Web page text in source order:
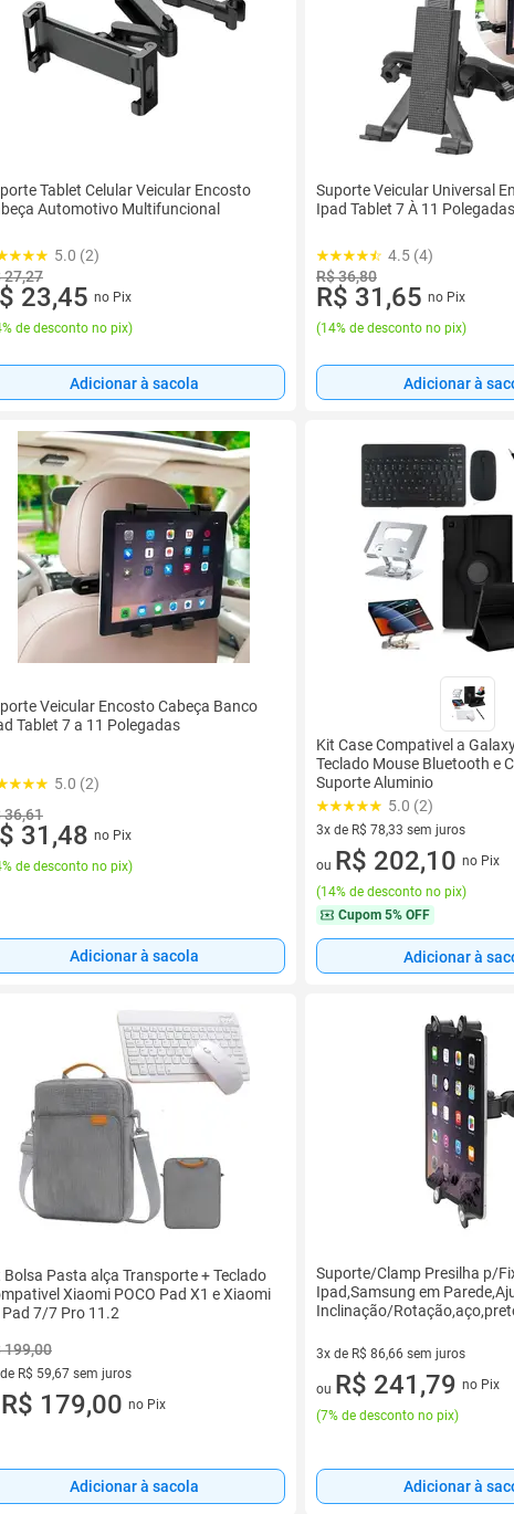
Tablet Celular Veicular Encosto
Automotivo Multifuncional
5.0 (2)
27,27
23,45 no Pix
de desconto no pix)
Adicionar à sacola
Suporte Veicular Universal
Ipad Tablet 7 À 11 Polegadas
4.5 (4)
R$ 36,80
R$ 31,65 no Pix
(14% de desconto no pix)
Adicionar à
Veicular Encosto Cabeça Banco
Tablet 7 a 11 Polegadas
5.0 (2)
36,61
31,48 no Pix
de desconto no pix)
Adicionar à sacola
Kit Case Compativel a
Teclado Mouse Bluetooth e
Suporte Aluminio
5.0 (2)
3x de R$ 78,33 sem juros
3 vez de R$ 78,33 sem juros
ou R$ 202,10 no Pix
(14% de desconto no pix)
Cupom 5% OFF
Adicionar à
Bolsa Pasta alça Transporte + Teclado
Xiaomi POCO Pad X1 e Xiaomi
Pad 7/7 Pro 11.2
199,00
R$ 59,67 sem juros
de R$ 59,67 sem juros
R$ 179,00 no Pix
Adicionar à sacola
Suporte/Clamp Presilha p/
Ipad,Samsung em
Inclinação/
3x de R$ 86,66 sem juros
3 vez de R$ 86,66 sem juros
ou R$ 241,79 no Pix
(7% de desconto no pix)
Adicionar à